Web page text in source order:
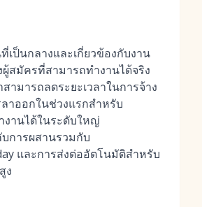
เป็นกลางและเกี่ยวข้องกับงาน
สมัครที่สามารถทำงานได้จริง
ามารถลดระยะเวลาในการจ้าง
าออกในช่วงแรกสำหรับ
งานได้ในระดับใหญ่
การผสานรวมกับ
และการส่งต่ออัตโนมัติสำหรับ
ง